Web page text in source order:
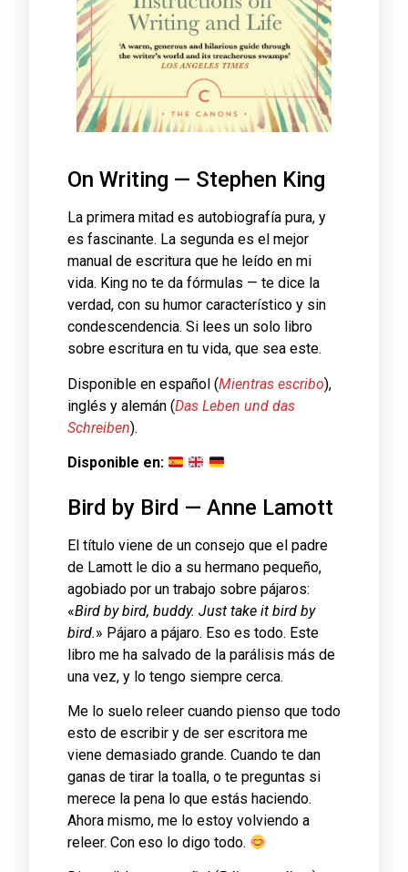
On Writing — Stephen King
La primera mitad es autobiografía pura, y
es fascinante. La segunda es el mejor
manual de escritura que he leído en mi
vida. King no te da fórmulas — te dice la
verdad, con su humor característico y sin
condescendencia. Si lees un solo libro
sobre escritura en tu vida, que sea este.
Disponible en español (Mientras escribo),
inglés y alemán (Das Leben und das
Schreiben).
Disponible en:
Bird by Bird — Anne Lamott
El título viene de un consejo que el padre
de Lamott le dio a su hermano pequeño,
agobiado por un trabajo sobre pájaros:
«Bird by bird, buddy. Just take it bird by
bird.» Pájaro a pájaro. Eso es todo. Este
libro me ha salvado de la parálisis más de
una vez, y lo tengo siempre cerca.
Me lo suelo releer cuando pienso que todo
esto de escribir y de ser escritora me
viene demasiado grande. Cuando te dan
ganas de tirar la toalla, o te preguntas si
merece la pena lo que estás haciendo.
Ahora mismo, me lo estoy volviendo a
releer. Con eso lo digo todo.